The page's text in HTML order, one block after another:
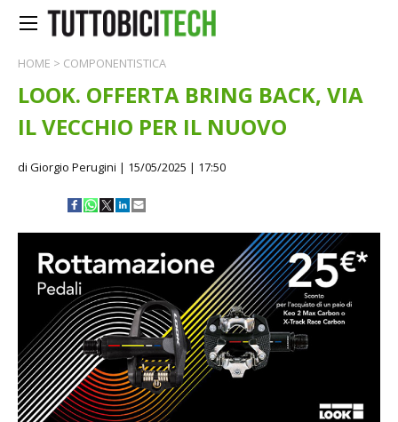
HOME > COMPONENTISTICA
LOOK. OFFERTA BRING BACK, VIA
IL VECCHIO PER IL NUOVO
di Giorgio Perugini | 15/05/2025 | 17:50